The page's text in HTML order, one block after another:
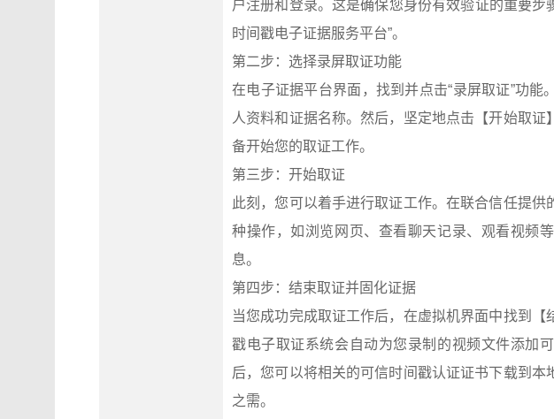
户注册和登录。这是确保您身份有效验证的重要步
时间戳电子证据服务平台”。
第二步：选择录屏取证功能
在电子证据平台界面，找到并点击“录屏取证”功
人资料和证据名称。然后，坚定地点击【开始取
备开始您的取证工作。
第三步：开始取证
此刻，您可以着手进行取证工作。在联合信任提
种操作，如浏览网页、查看聊天记录、观看视频
息。
第四步：结束取证并固化证据
当您成功完成取证工作后，在虚拟机界面中找到【
戳电子取证系统会自动为您录制的视频文件添加
后，您可以将相关的可信时间戳认证证书下载到
之需。